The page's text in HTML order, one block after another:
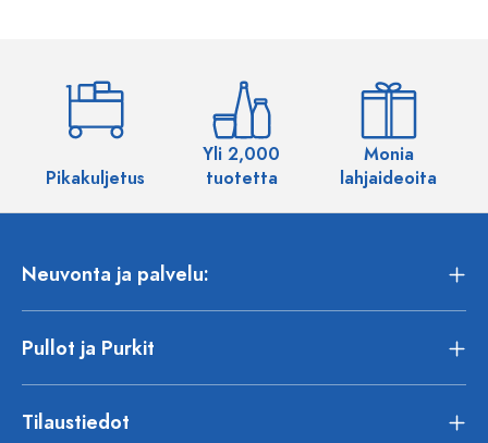
Pikakuljetus
Yli 2,000
tuotetta
Monia
lahjaideoita
Neuvonta ja palvelu:
Pullot ja Purkit
Tilaustiedot